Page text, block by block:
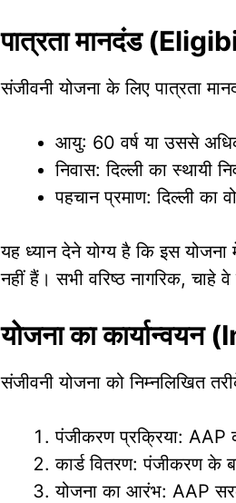
पात्रता मानदंड
संजीवनी योजना के लिए पात्रता
आयु: 60 वर्ष या उससे
निवास: दिल्ली का स्थायी
पहचान प्रमाण: दिल्ली का
यह ध्यान देने योग्य है कि इस
नहीं हैं। सभी वरिष्ठ नागरिक, चाहे
योजना का
संजीवनी योजना को निम्नलिखित
पंजीकरण प्रक्रिया: AAP
कार्ड वितरण: पंजीकरण के
योजना का आरंभ: AAP